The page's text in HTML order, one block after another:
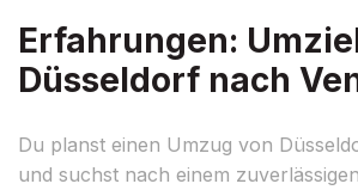
Erfahrungen:
Düsseldorf nach
Du planst einen Umzug von
und suchst nach einem zuverlässigen